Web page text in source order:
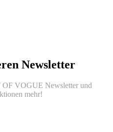
Newsletter
OF VOGUE Newsletter und
mehr!